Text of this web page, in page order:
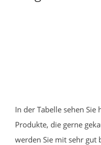
In der Tabelle sehen
Produkte, die gerne
werden Sie mit sehr gut